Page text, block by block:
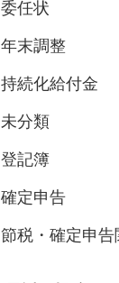
委任状
年末調整
持続化給付金
未分類
登記簿
確定申告
節税・確定申告